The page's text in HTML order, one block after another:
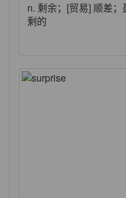
n. 剩余；[贸易] 顺差
剩的